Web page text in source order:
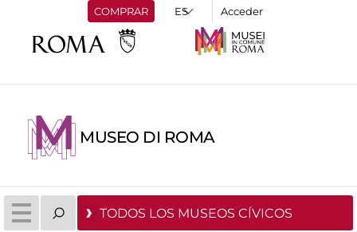
COMPRAR Acceder
MUSEO DI ROMA
TODOS LOS MUSEOS CÍVICOS